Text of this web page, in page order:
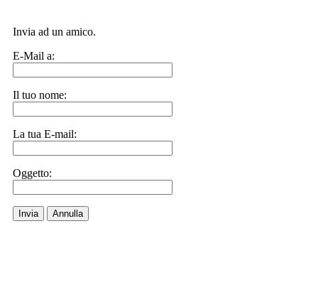
Invia ad un amico.
E-Mail a:
Il tuo nome:
La tua E-mail:
Oggetto:
Invia Annulla